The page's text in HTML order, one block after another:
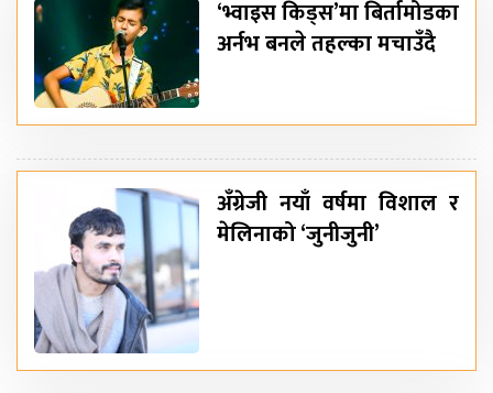
‘भ्वाइस किड्स’मा बिर्तामोडका
अर्नभ बनले तहल्का मचाउँदै
अँग्रेजी नयाँ वर्षमा विशाल र
मेलिनाको ‘जुनीजुनी’